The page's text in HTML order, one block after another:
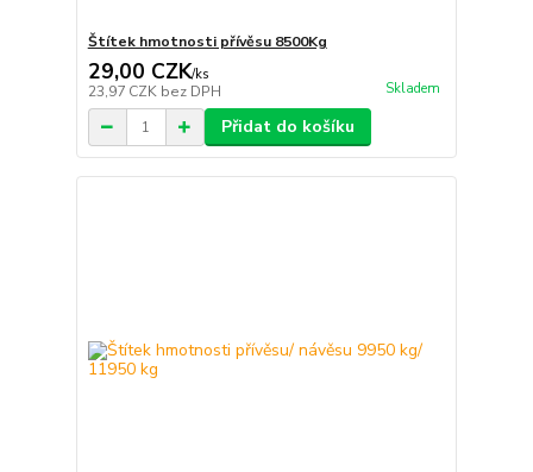
Štítek hmotnosti přívěsu 8500Kg
29,00 CZK/ks
23,97 CZK bez DPH Skladem
Přidat do košíku